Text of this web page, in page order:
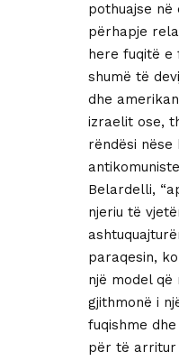
pothuajse në
përhapje
here fuqitë
shumë të
dhe
izraelit ose,
rëndësi
Belardelli,
njeriu të
paraqesin,
një model
gjithmonë i
fuqishme
për të arritur